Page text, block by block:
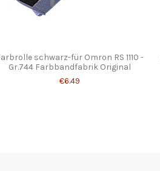
schwarz-für Omron RS 1110 -
Gr.744 Farbbandfabrik Original
€6.49